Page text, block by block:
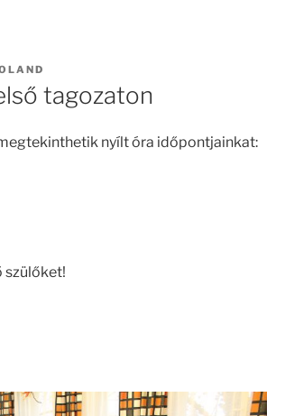
tagozaton
nyílt óra időpontjainkat:
szülőket!